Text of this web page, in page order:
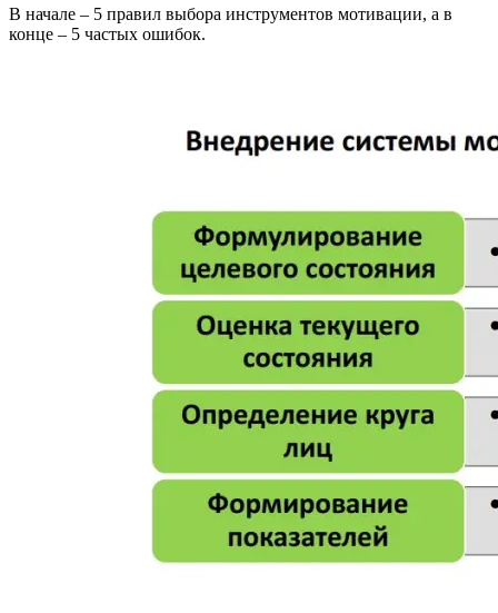
В начале – 5 правил выбора инструментов мотивации, а в
конце – 5 частых ошибок.